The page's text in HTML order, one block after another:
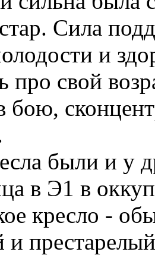
Сила
и
про свой
бою,
были и у
в Э1 в
кресло -